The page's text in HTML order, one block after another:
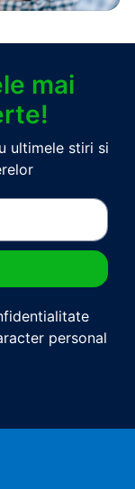
mai
ultimele stiri si
personal